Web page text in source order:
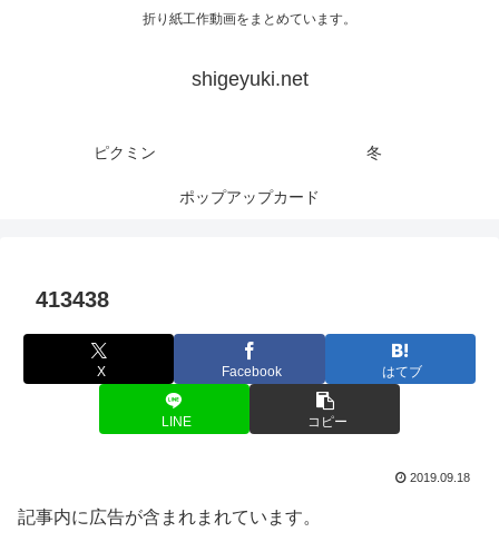
折り紙工作動画をまとめています。
shigeyuki.net
ピクミン 冬
ポップアップカード
413438
X Facebook はてブ
LINE コピー
2019.09.18
記事内に広告が含まれまれています。